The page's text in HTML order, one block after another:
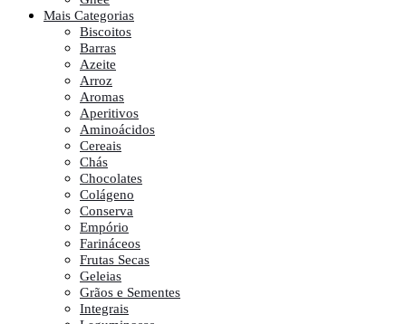
Mais Categorias
Biscoitos
Barras
Azeite
Arroz
Aromas
Aperitivos
Aminoácidos
Cereais
Chás
Chocolates
Colágeno
Conserva
Empório
Farináceos
Frutas Secas
Geleias
Grãos e Sementes
Integrais